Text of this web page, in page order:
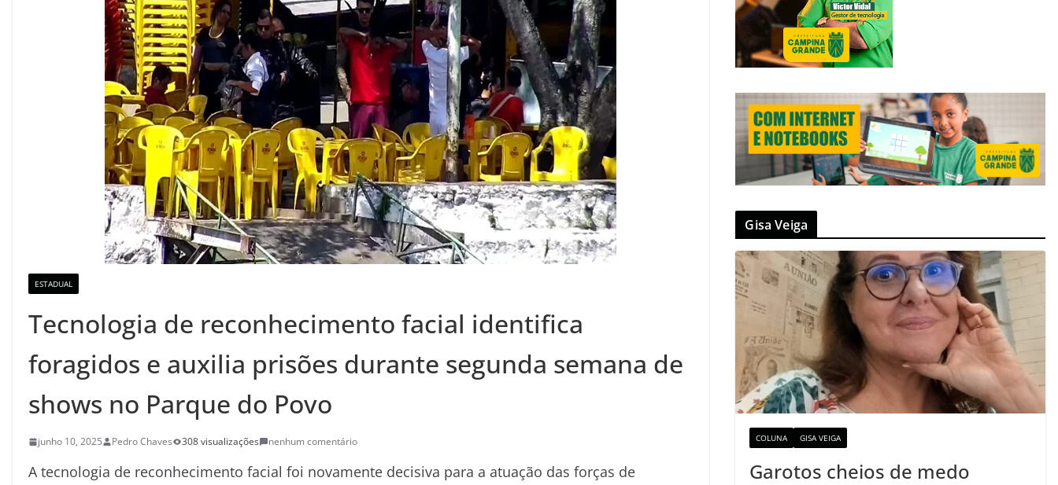
ESTADUAL
Tecnologia de reconhecimento facial identifica
foragidos e auxilia prisões durante segunda semana de
shows no Parque do Povo
junho 10, 2025 Pedro Chaves 308 visualizações nenhum comentário
A tecnologia de reconhecimento facial foi novamente decisiva para a atuação das forças de
Gisa Veiga
COLUNA GISA VEIGA
Garotos cheios de medo